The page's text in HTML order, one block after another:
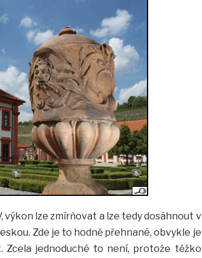
výkon lze zmírňovat a lze tedy dosáhnout v
Zde je to hodně přehnané, obvykle je
Zcela jednoduché to není, protože těžko